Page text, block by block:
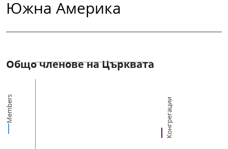
Южна Америка
Общо членове на Църквата
Members Конгрегации